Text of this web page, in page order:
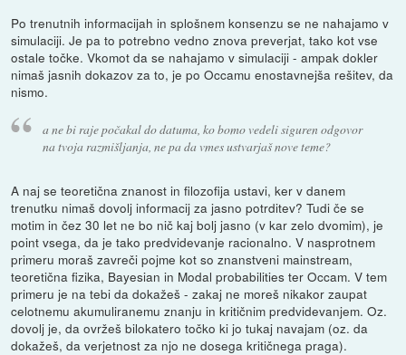
Po trenutnih informacijah in splošnem konsenzu se ne nahajamo v
simulaciji. Je pa to potrebno vedno znova preverjat, tako kot vse
ostale točke. Vkomot da se nahajamo v simulaciji - ampak dokler
nimaš jasnih dokazov za to, je po Occamu enostavnejša rešitev, da
nismo.
a ne bi raje počakal do datuma, ko bomo vedeli siguren odgovor
na tvoja razmišljanja, ne pa da vmes ustvarjaš nove teme?
A naj se teoretična znanost in filozofija ustavi, ker v danem
trenutku nimaš dovolj informacij za jasno potrditev? Tudi če se
motim in čez 30 let ne bo nič kaj bolj jasno (v kar zelo dvomim), je
point vsega, da je tako predvidevanje racionalno. V nasprotnem
primeru moraš zavreči pojme kot so znanstveni mainstream,
teoretična fizika, Bayesian in Modal probabilities ter Occam. V tem
primeru je na tebi da dokažeš - zakaj ne moreš nikakor zaupat
celotnemu akumuliranemu znanju in kritičnim predvidevanjem. Oz.
dovolj je, da ovržeš bilokatero točko ki jo tukaj navajam (oz. da
dokažeš, da verjetnost za njo ne dosega kritičnega praga).